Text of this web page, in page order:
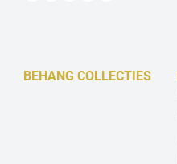
BEHANG COLLECTIES